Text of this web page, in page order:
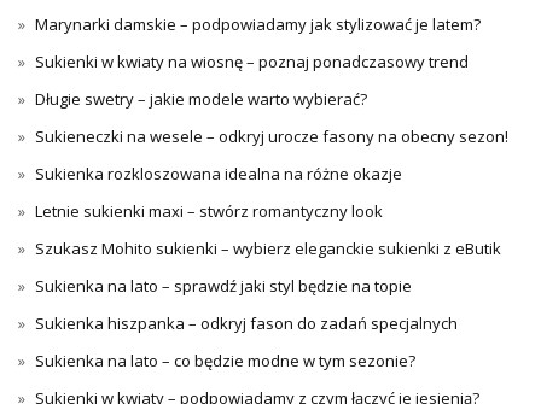
Marynarki damskie – podpowiadamy jak stylizować je latem?
Sukienki w kwiaty na wiosnę – poznaj ponadczasowy trend
Długie swetry – jakie modele warto wybierać?
Sukieneczki na wesele – odkryj urocze fasony na obecny sezon!
Sukienka rozkloszowana idealna na różne okazje
Letnie sukienki maxi – stwórz romantyczny look
Szukasz Mohito sukienki – wybierz eleganckie sukienki z eButik
Sukienka na lato – sprawdź jaki styl będzie na topie
Sukienka hiszpanka – odkryj fason do zadań specjalnych
Sukienka na lato – co będzie modne w tym sezonie?
Sukienki w kwiaty – podpowiadamy z czym łączyć je jesienią?